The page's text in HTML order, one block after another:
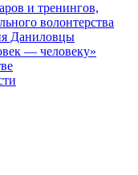
и тренингов,
волонтерства
Даниловцы
— человеку»